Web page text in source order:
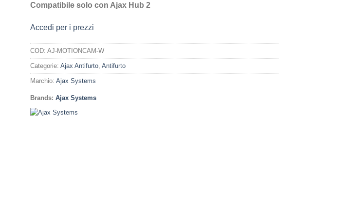
Compatibile solo con Ajax Hub 2
Accedi per i prezzi
COD: AJ-MOTIONCAM-W
Categorie: Ajax Antifurto Antifurto
Marchio: Ajax Systems
Brands: Ajax Systems